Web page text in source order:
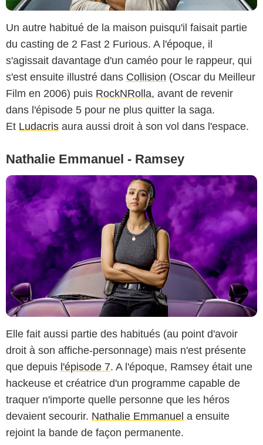
Un autre habitué de la maison puisqu'il faisait partie
du casting de 2 Fast 2 Furious. A l'époque, il
s'agissait davantage d'un caméo pour le rappeur, qui
s'est ensuite illustré dans Collision (Oscar du Meilleur
Film en 2006) puis RockNRolla, avant de revenir
dans l'épisode 5 pour ne plus quitter la saga.
Et Ludacris aura aussi droit à son vol dans l'espace.
Nathalie Emmanuel - Ramsey
Elle fait aussi partie des habitués (au point d'avoir
droit à son affiche-personnage) mais n'est présente
que depuis l'épisode 7. A l'époque, Ramsey était une
hackeuse et créatrice d'un programme capable de
traquer n'importe quelle personne que les héros
devaient secourir. Nathalie Emmanuel a ensuite
rejoint la bande de façon permanente.